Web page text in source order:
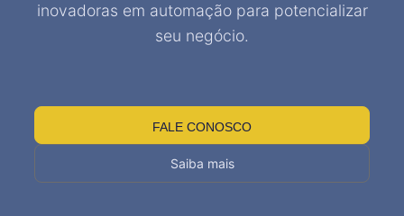
inovadoras em automação para potencializar
seu negócio.
FALE CONOSCO
Saiba mais